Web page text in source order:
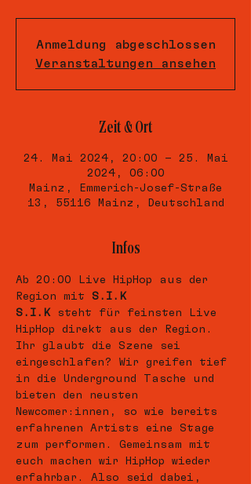
Anmeldung abgeschlossen
Veranstaltungen ansehen
Zeit & Ort
24. Mai 2024, 20:00 – 25. Mai
2024, 06:00
Mainz, Emmerich-Josef-Straße
13, 55116 Mainz, Deutschland
Infos
Ab 20:00 Live HipHop aus der
Region mit S.I.K
S.I.K steht für feinsten Live
HipHop direkt aus der Region.
Ihr glaubt die Szene sei
eingeschlafen? Wir greifen tief
in die Underground Tasche und
bieten den neusten
Newcomer:innen, so wie bereits
erfahrenen Artists eine Stage
zum performen. Gemeinsam mit
euch machen wir HipHop wieder
erfahrbar. Also seid dabei,